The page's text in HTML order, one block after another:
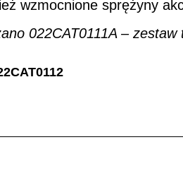
wzmocnione sprężyny
022CAT0111A – zestaw